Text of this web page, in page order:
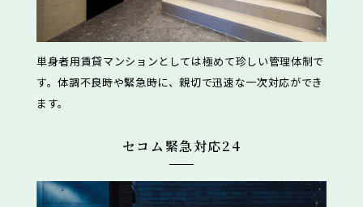
単身者用賃貸マンションとしては極めて珍しい管理体制で
す。体調不良時や緊急時に、親切で迅速な一次対応ができ
ます。
セコム緊急対応24